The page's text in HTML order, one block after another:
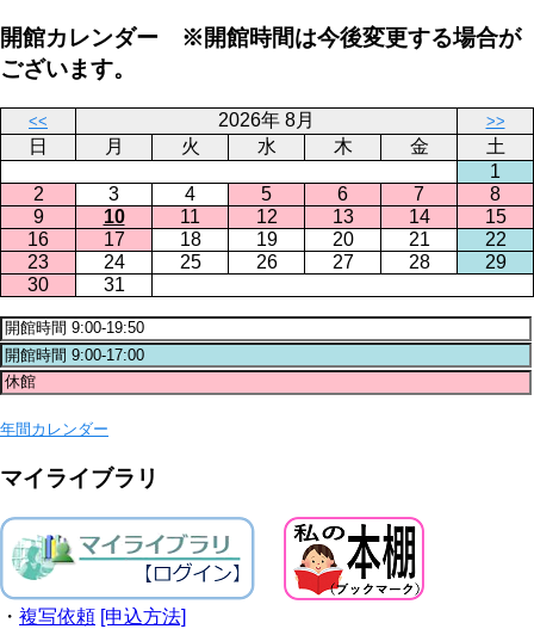
開館カレンダー ※開館時間は今後変更する場合が
ございます。
<< 2026年 8月 >>
日 月 火 水 木 金
土
1
2
3 4 5 6 7
8
9
10 11 12 13 14
15
16
17 18 19 20 21
22
23
24 25 26 27 28
29
30
31
年間カレンダー
マイライブラリ
・ 複写依頼 [申込方法]